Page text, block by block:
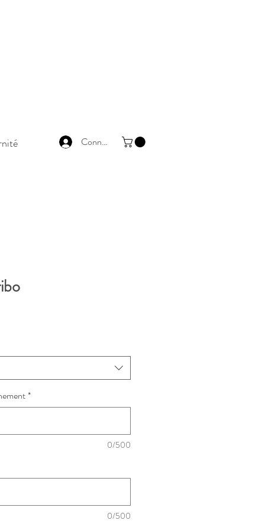
Connexion
*
0/500
0/500